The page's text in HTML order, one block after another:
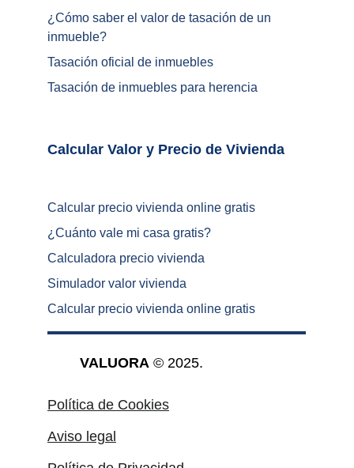
VALUORA © 2025.
Aviso legal
Política de Cookies
¿ Cómo saber el valor de tasación de un
inmueble?
Tasación oficial de inmuebles
Tasación de inmuebles para herencia
Calcular precio vivienda online gratis
¿ Cuánto vale mi casa gratis?
Calculadora precio vivienda
Simulador valor vivienda
Calcular precio vivienda online gratis